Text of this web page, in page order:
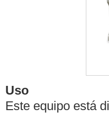
Uso
Este equipo está